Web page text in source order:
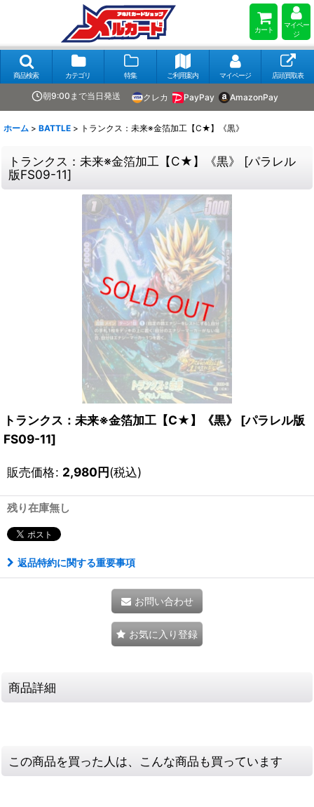
カート
マイペー
ジ
商品検索 カテゴリ 特集 ご利用案内 マイページ 店頭買取表
朝9:00まで当日発送 クレカ PayPay AmazonPay
ホーム > BATTLE > トランクス：未来※金箔加工【C★】《黒》
トランクス：未来※金箔加工【C★】《黒》 [パラレル
版FS09-11]
トランクス：未来※金箔加工【C★】《黒》 [パラレル版
FS09-11]
販売価格: 2,980円(税込)
残り在庫無し
返品特約に関する重要事項
お問い合わせ
お気に入り登録
商品詳細
この商品を買った人は、こんな商品も買っています